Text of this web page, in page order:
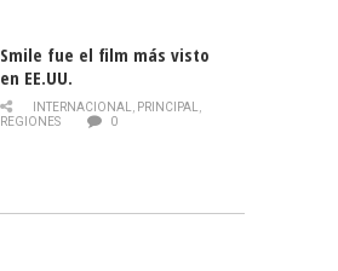
Smile fue el film más visto
en EE.UU.
INTERNACIONAL, PRINCIPAL,
REGIONES
0